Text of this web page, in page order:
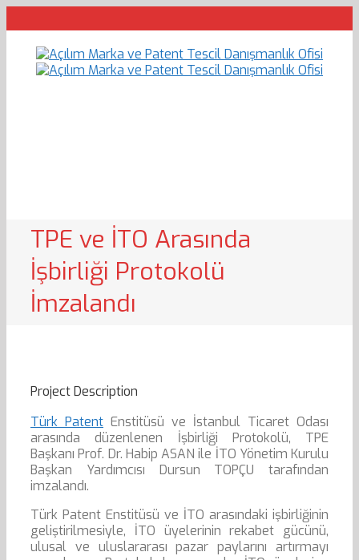
TPE ve İTO Arasında
İşbirliği Protokolü
İmzalandı
Project Description
Türk Patent Enstitüsü ve İstanbul Ticaret Odası
arasında düzenlenen İşbirliği Protokolü, TPE
Başkanı Prof. Dr. Habip ASAN ile İTO Yönetim Kurulu
Başkan Yardımcısı Dursun TOPÇU tarafından
imzalandı.
Türk Patent Enstitüsü ve İTO arasındaki işbirliğinin
geliştirilmesiyle, İTO üyelerinin rekabet gücünü,
ulusal ve uluslararası pazar paylarını artırmayı